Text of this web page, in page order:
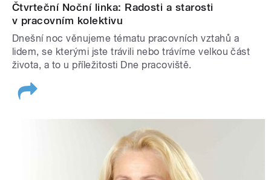
Čtvrteční Noční linka: Radosti a starosti
v pracovním kolektivu
Dnešní noc věnujeme tématu pracovních vztahů a
lidem, se kterými jste trávili nebo trávíme velkou část
života, a to u příležitosti Dne pracoviště.